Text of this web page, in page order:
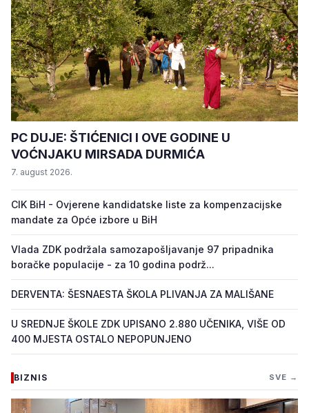
PC DUJE: ŠTIĆENICI I OVE GODINE U
VOĆNJAKU MIRSADA DURMIĆA
7. august 2026.
CIK BiH - Ovjerene kandidatske liste za kompenzacijske
mandate za Opće izbore u BiH
Vlada ZDK podržala samozapošljavanje 97 pripadnika
boračke populacije - za 10 godina podrž...
DERVENTA: ŠESNAESTA ŠKOLA PLIVANJA ZA MALIŠANE
U SREDNJE ŠKOLE ZDK UPISANO 2.880 UČENIKA, VIŠE OD
400 MJESTA OSTALO NEPOPUNJENO
BIZNIS SVE →